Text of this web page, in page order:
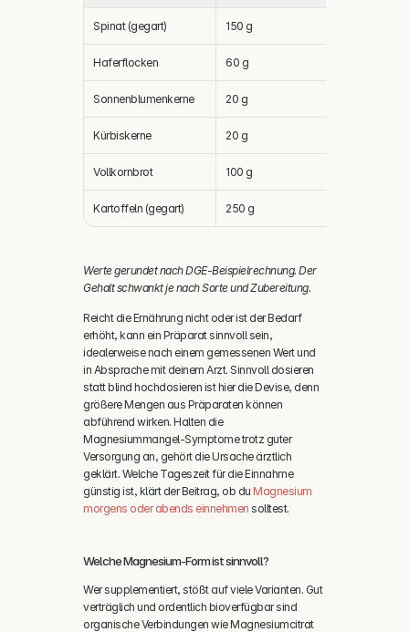
Spinat (gegart) 150 g
Haferflocken 60 g
Sonnenblumenkerne 20 g
Kürbiskerne 20 g
Vollkornbrot 100 g
Kartoffeln (gegart) 250 g
Werte gerundet nach DGE-Beispielrechnung. Der
Gehalt schwankt je nach Sorte und Zubereitung.
Reicht die Ernährung nicht oder ist der Bedarf
erhöht, kann ein Präparat sinnvoll sein,
idealerweise nach einem gemessenen Wert und
in Absprache mit deinem Arzt. Sinnvoll dosieren
statt blind hochdosieren ist hier die Devise, denn
größere Mengen aus Präparaten können
abführend wirken. Halten die
Magnesiummangel-Symptome trotz guter
Versorgung an, gehört die Ursache ärztlich
geklärt. Welche Tageszeit für die Einnahme
günstig ist, klärt der Beitrag, ob du Magnesium
morgens oder abends einnehmen solltest.
Welche Magnesium-Form ist sinnvoll?
Wer supplementiert, stößt auf viele Varianten. Gut
verträglich und ordentlich bioverfügbar sind
organische Verbindungen wie Magnesiumcitrat